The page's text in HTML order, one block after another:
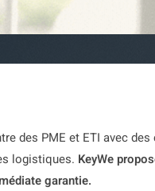
des PME et ETI avec
logistiques. KeyWe
garantie.